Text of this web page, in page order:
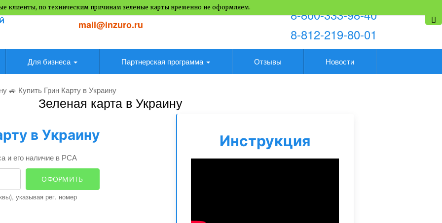
mail@inzuro.ru
8-800-333-98-40
8-812-219-80-01
Для бизнеса Партнерская программа Отзывы Новости
🚙 Купить Грин Карту в Украину
Зеленая карта в Украину
в Украину
и его наличие в РСА
ОФОРМИТЬ
указывая рег. номер
Инструкция
клиенты, по техническим причинам зеленые карты временно не оформляем.